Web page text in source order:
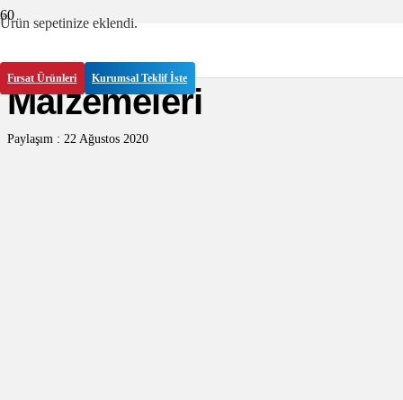
Ürün sepetinize eklendi.
Fırsat Ürünleri Kurumsal Teklif İste
Toptan Temizlik
Malzemeleri
Paylaşım : 22 Ağustos 2020